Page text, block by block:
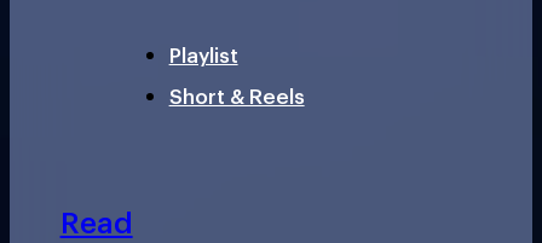
Playlist
Short & Reels
Read